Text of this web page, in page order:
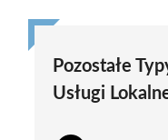
Pozostałe
Usługi